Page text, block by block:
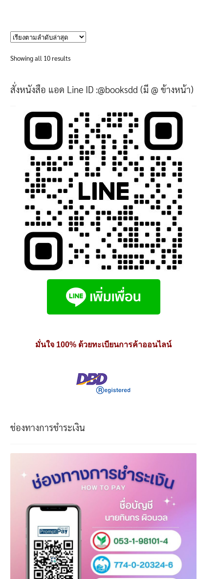
may
chosen
on
the
product
page
Showing all 10 resultsSorted
สั่งหนังสือ แอด Line ID :@booksdd (มี @ ข้างหน้า)
มั่นใจ 100% ด้วยทะเบียนการค้าออนไลน์
ช่องทางการชำระเงิน